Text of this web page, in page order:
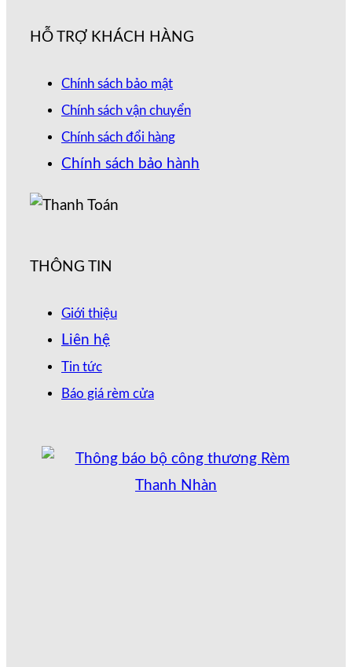
HỖ TRỢ KHÁCH HÀNG
Chính sách bảo mật
Chính sách vận chuyển
Chính sách đổi hàng
Chính sách bảo hành
THÔNG TIN
Giới thiệu
Liên hệ
Tin tức
Báo giá rèm cửa